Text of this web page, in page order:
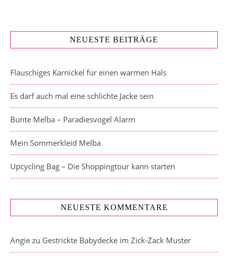
NEUESTE BEITRÄGE
Flauschiges Karnickel für einen warmen Hals
Es darf auch mal eine schlichte Jacke sein
Bunte Melba – Paradiesvogel Alarm
Mein Sommerkleid Melba
Upcycling Bag – Die Shoppingtour kann starten
NEUESTE KOMMENTARE
Angie zu Gestrickte Babydecke im Zick-Zack Muster